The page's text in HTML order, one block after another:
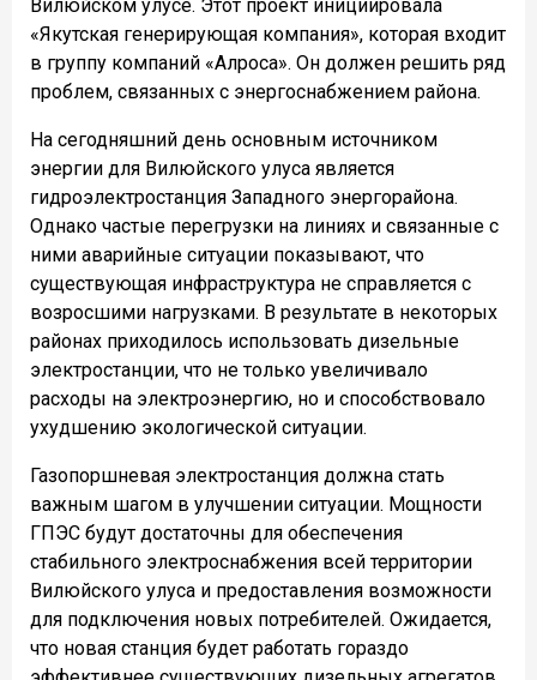
Вилюйском улусе. Этот проект инициировала
«Якутская генерирующая компания», которая входит
в группу компаний «Алроса». Он должен решить ряд
проблем, связанных с энергоснабжением района.
На сегодняшний день основным источником
энергии для Вилюйского улуса является
гидроэлектростанция Западного энергорайона.
Однако частые перегрузки на линиях и связанные с
ними аварийные ситуации показывают, что
существующая инфраструктура не справляется с
возросшими нагрузками. В результате в некоторых
районах приходилось использовать дизельные
электростанции, что не только увеличивало
расходы на электроэнергию, но и способствовало
ухудшению экологической ситуации.
Газопоршневая электростанция должна стать
важным шагом в улучшении ситуации. Мощности
ГПЭС будут достаточны для обеспечения
стабильного электроснабжения всей территории
Вилюйского улуса и предоставления возможности
для подключения новых потребителей. Ожидается,
что новая станция будет работать гораздо